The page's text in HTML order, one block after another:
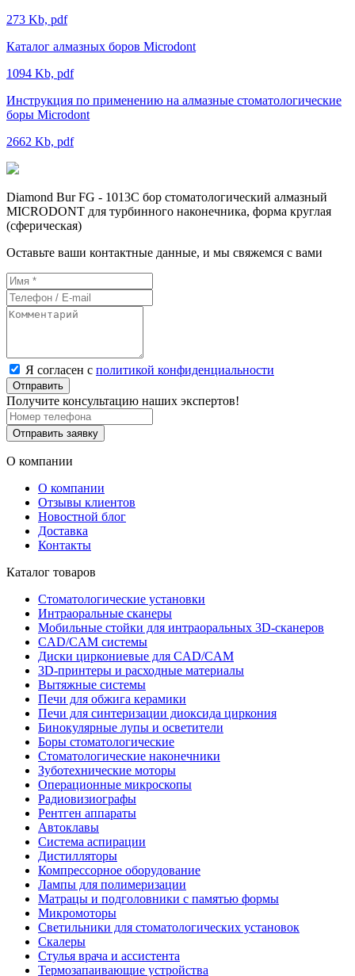
273 Kb, pdf
Каталог алмазных боров Microdont
1094 Kb, pdf
Инструкция по применению на алмазные стоматологические
боры Microdont
2662 Kb, pdf
Diamond Bur FG - 1013C бор стоматологический алмазный
MICRODONT для турбинного наконечника, форма круглая
(сферическая)
Оставьте ваши контактные данные, и мы свяжемся с вами
Я согласен с политикой конфиденциальности
Отправить
Получите консультацию наших экспертов!
Отправить заявку
О компании
О компании
Отзывы клиентов
Новостной блог
Доставка
Контакты
Каталог товаров
Стоматологические установки
Интраоральные сканеры
Мобильные стойки для интраоральных 3D-сканеров
CAD/CAM системы
Диски циркониевые для CAD/CAM
3D-принтеры и расходные материалы
Вытяжные системы
Печи для обжига керамики
Печи для синтеризации диоксида циркония
Бинокулярные лупы и осветители
Боры стоматологические
Стоматологические наконечники
Зуботехнические моторы
Операционные микроскопы
Радиовизиографы
Рентген аппараты
Автоклавы
Система аспирации
Дистилляторы
Компрессорное оборудование
Лампы для полимеризации
Матрацы и подголовники с памятью формы
Микромоторы
Светильники для стоматологических установок
Скалеры
Стулья врача и ассистента
Термозапаивающие устройства